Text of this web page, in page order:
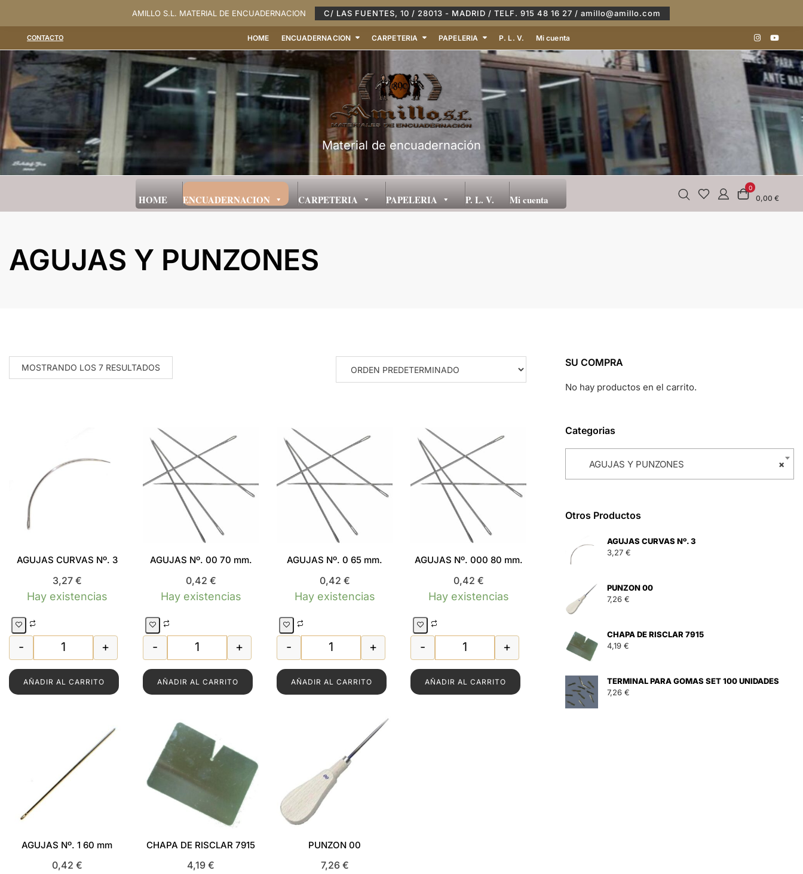
al
contenido
AMILLO S.L. MATERIAL DE ENCUADERNACION C/ LAS FUENTES, 10 / 28013 - MADRID / TELF. 915 48 16 27 / amillo@amillo.com
CONTACTO HOME ENCUADERNACION CARPETERIA PAPELERIA P. L. V. Mi cuenta
Material de encuadernación
HOME ENCUADERNACION CARPETERIA PAPELERIA P. L. V. Mi cuenta
0
0,00 €
AGUJAS Y PUNZONES
MOSTRANDO LOS 7 RESULTADOS
AGUJAS CURVAS Nº. 3
3,27 €
Hay existencias
AGUJAS CURVAS Nº. 3 cantidad
- +
AÑADIR AL CARRITO
AGUJAS Nº. 00 70 mm.
0,42 €
Hay existencias
AGUJAS Nº. 00 70 mm. cantidad
- +
AÑADIR AL CARRITO
AGUJAS Nº. 0 65 mm.
0,42 €
Hay existencias
AGUJAS Nº. 0 65 mm. cantidad
- +
AÑADIR AL CARRITO
AGUJAS Nº. 000 80 mm.
0,42 €
Hay existencias
AGUJAS Nº. 000 80 mm. cantidad
- +
AÑADIR AL CARRITO
AGUJAS Nº. 1 60 mm
0,42 €
CHAPA DE RISCLAR 7915
4,19 €
PUNZON 00
7,26 €
SU COMPRA
No hay productos en el carrito.
Categorias
×
AGUJAS Y PUNZONES
Otros Productos
AGUJAS CURVAS Nº. 3
3,27 €
PUNZON 00
7,26 €
CHAPA DE RISCLAR 7915
4,19 €
TERMINAL PARA GOMAS SET 100 UNIDADES
7,26 €